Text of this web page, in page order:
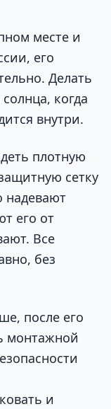
месте и
его
Делать
когда
внутри.
плотную
сетку
надевают
его от
Все
без
после его
монтажной
и